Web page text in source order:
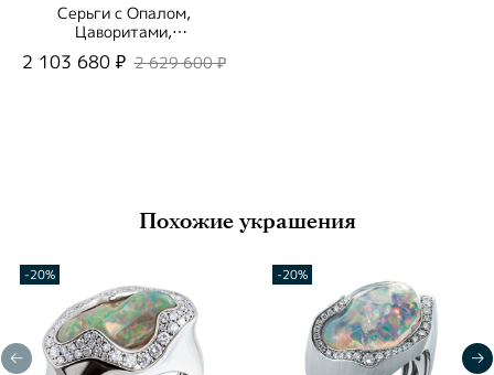
Серьги с Опалом,
Цаворитами,
Сапфирами и
Бриллиантами, E0033-
2 103 680 ₽ 2 629 600 ₽
Похожие украшения
-20% -20%